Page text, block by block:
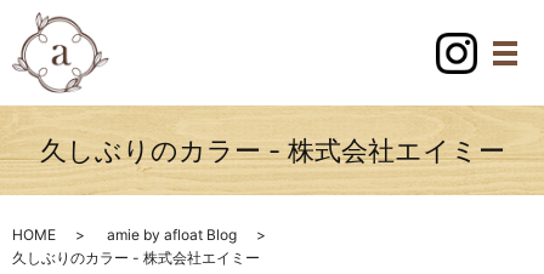
久しぶりのカラー - 株式会社エイミー
HOME
amie by afloat Blog
久しぶりのカラー - 株式会社エイミー